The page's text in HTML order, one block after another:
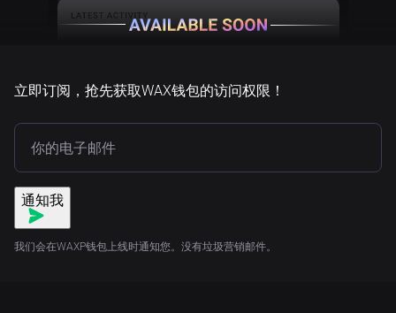
立即订阅，抢先获取WAX钱包的访问权限！
通知我
我们会在WAXP钱包上线时通知您。没有垃圾营销邮件。